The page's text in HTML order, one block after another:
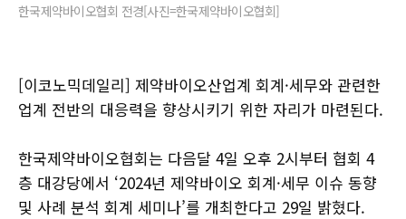
한국제약바이오협회 전경[사진=한국제약바이오협회]
[이코노믹데일리] 제약바이오산업계 회계·세무와 관련한
업계 전반의 대응력을 향상시키기 위한 자리가 마련된다.
한국제약바이오협회는 다음달 4일 오후 2시부터 협회 4
층 대강당에서 ‘2024년 제약바이오 회계·세무 이슈 동향
및 사례 분석 회계 세미나’를 개최한다고 29일 밝혔다.